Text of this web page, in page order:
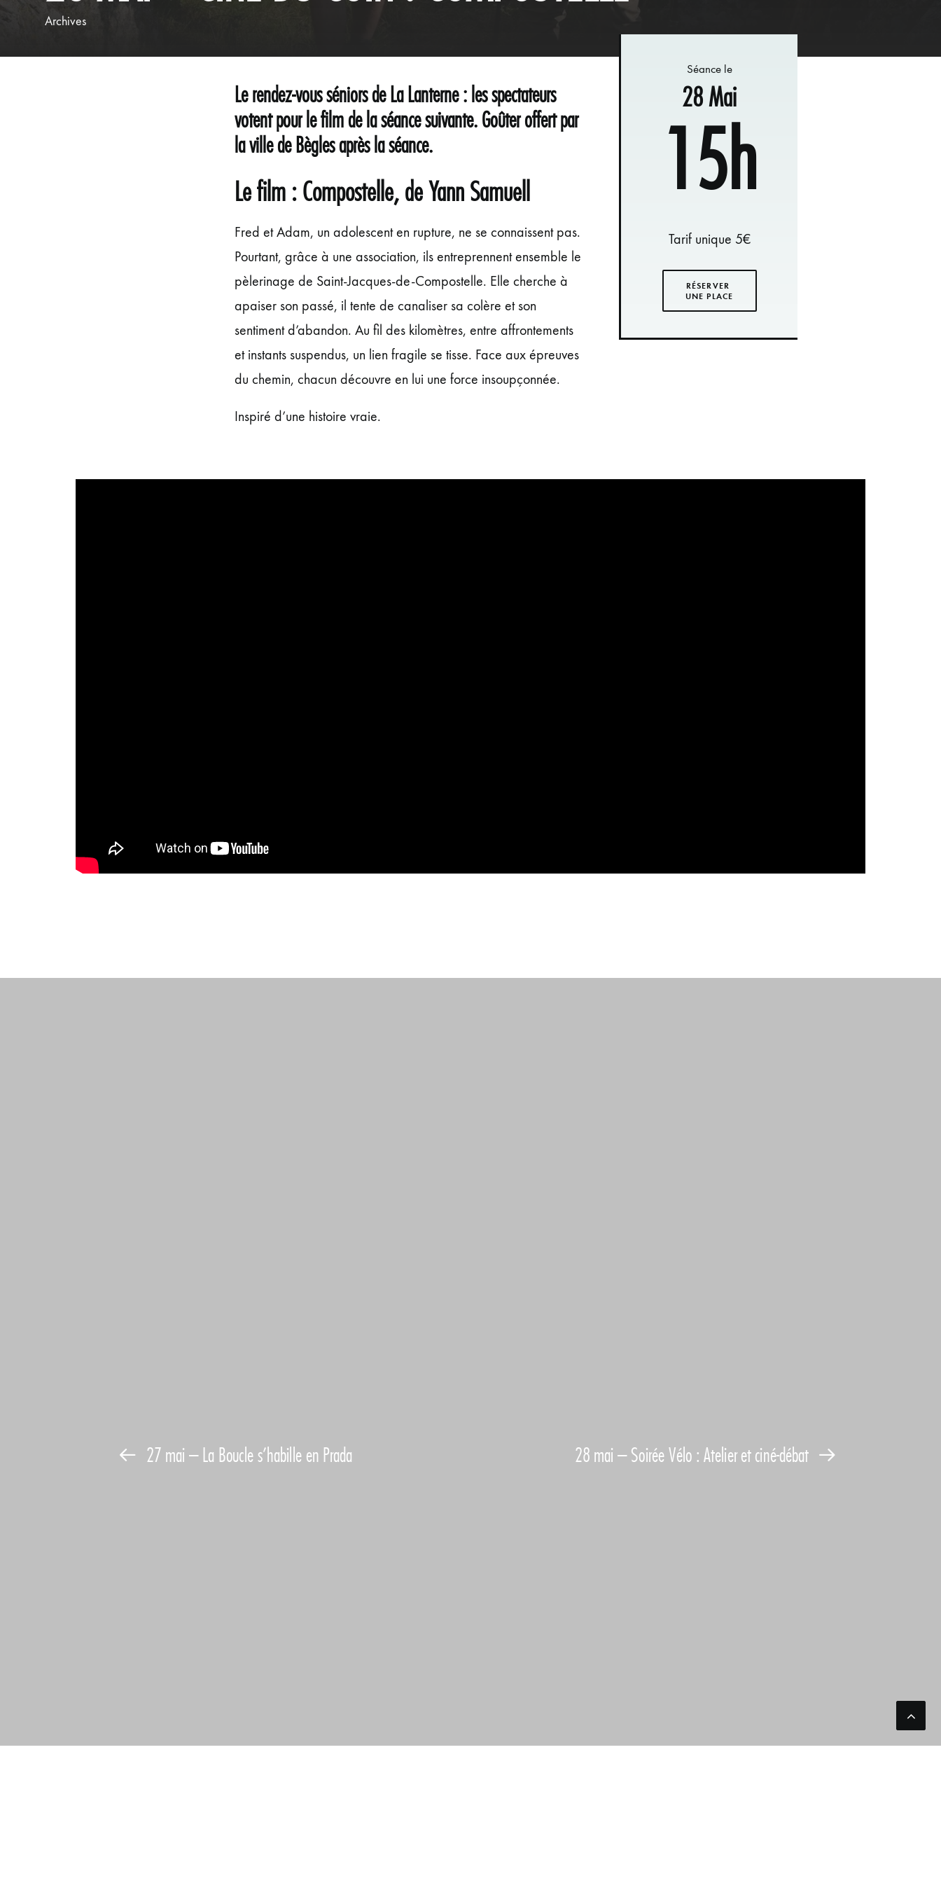
Archives
Le rendez-vous séniors de La Lanterne : les spectateurs
votent pour le film de la séance suivante. Goûter offert par
la ville de Bègles après la séance.
Le film : Compostelle, de Yann Samuell
Fred et Adam, un adolescent en rupture, ne se connaissent pas.
Pourtant, grâce à une association, ils entreprennent ensemble le
pèlerinage de Saint-Jacques-de-Compostelle. Elle cherche à
apaiser son passé, il tente de canaliser sa colère et son
sentiment d’abandon. Au fil des kilomètres, entre affrontements
et instants suspendus, un lien fragile se tisse. Face aux épreuves
du chemin, chacun découvre en lui une force insoupçonnée.
Inspiré d’une histoire vraie.
Séance le
28 Mai
15h
Tarif unique 5€
RÉSERVER
UNE PLACE
27 mai – La Boucle s’habille en Prada 28 mai – Soirée Vélo : Atelier et ciné-débat